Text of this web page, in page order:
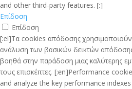
and other third-party features. [:]
Επίδοση
Επίδοση
[:el]Τα cookies απόδοσης
ανάλυση των βασικών δεικτών
βοηθά στην παράδοση μιας καλύτερης
τους επισκέπτες. [:en]Performance
and analyze the key performance